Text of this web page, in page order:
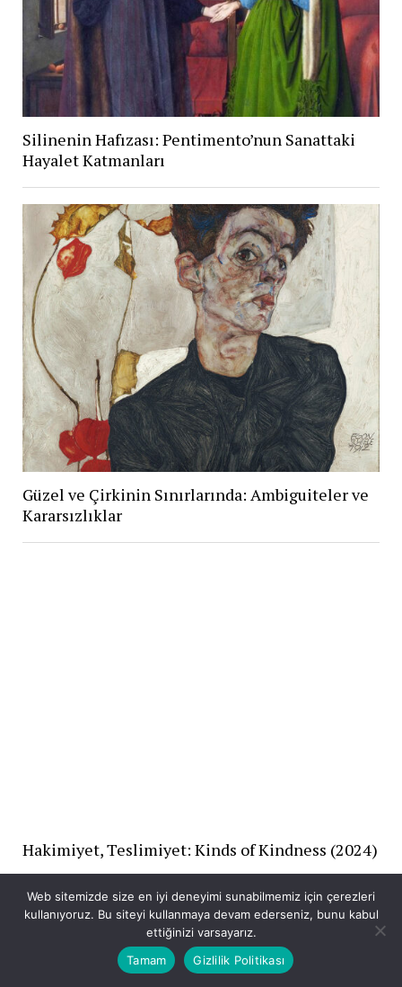
Silinenin Hafızası: Pentimento’nun Sanattaki
Hayalet Katmanları
Güzel ve Çirkinin Sınırlarında: Ambiguiteler ve
Kararsızlıklar
Hakimiyet, Teslimiyet: Kinds of Kindness (2024)
Web sitemizde size en iyi deneyimi sunabilmemiz için çerezleri
kullanıyoruz. Bu siteyi kullanmaya devam ederseniz, bunu kabul
ettiğinizi varsayarız.
Tamam
Gizlilik Politikası